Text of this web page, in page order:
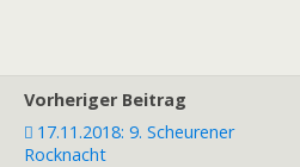
Vorheriger Beitrag
17.11.2018: 9. Scheurener
Rocknacht